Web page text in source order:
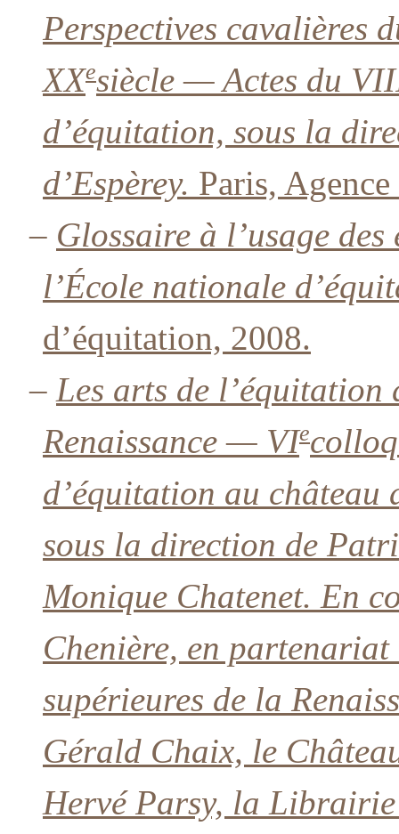
Perspectives cavalières
XXesiècle — Actes du
d’équitation, sous la
d’Espèrey. Paris,
– Glossaire à l’usage
l’École nationale
d’équitation, 2008.
– Les arts de l’équitation
Renaissance — VIe
d’équitation au château
sous la direction de
Monique Chatenet. En
Chenière, en partenariat
supérieures de la
Gérald Chaix, le
Hervé Parsy, la